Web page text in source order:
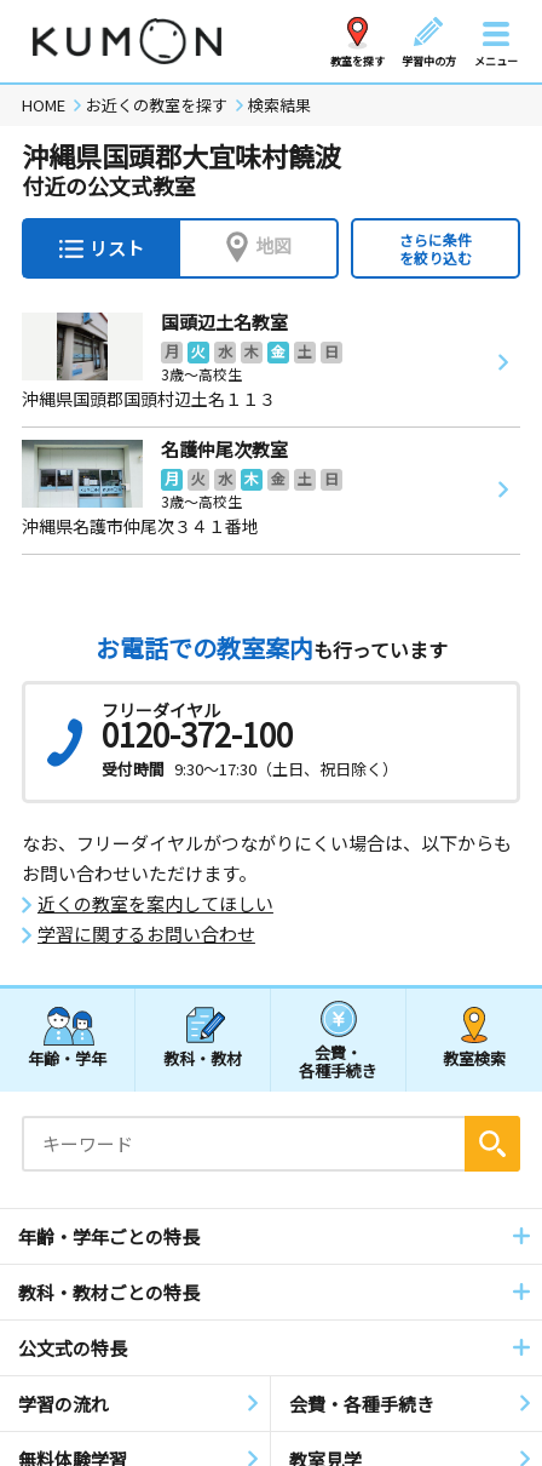
教室を探す 学習中の方 メニュー
HOME お近くの教室を探す 検索結果
沖縄県国頭郡大宜味村饒波
付近の公文式教室
リスト 地図
さらに条件
を絞り込む
国頭辺土名教室
月 火 水 木 金 土
日
3歳～高校生
沖縄県国頭郡国頭村辺土名１１３
名護仲尾次教室
月 火 水 木 金 土
日
3歳～高校生
沖縄県名護市仲尾次３４１番地
お電話での教室案内も行っています
フリーダイヤル
0120-372-100
受付時間 9:30～17:30（土日、祝日除く）
なお、フリーダイヤルがつながりにくい場合は、以下からも
お問い合わせいただけます。
近くの教室を案内してほしい
学習に関するお問い合わせ
年齢・学年 教科・教材 会費・
各種手続き
教室検索
年齢・学年ごとの特長
教科・教材ごとの特長
公文式の特長
学習の流れ 会費・各種手続き
無料体験学習 教室見学